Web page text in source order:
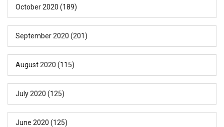
October 2020 (189)
September 2020 (201)
August 2020 (115)
July 2020 (125)
June 2020 (125)